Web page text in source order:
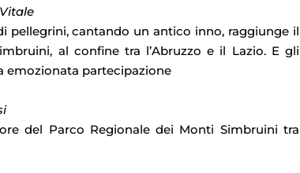
pellegrini, cantando un antico inno, raggiunge il
al confine tra l’Abruzzo e il Lazio. E gli
emozionata partecipazione
del Parco Regionale dei Monti Simbruini tra